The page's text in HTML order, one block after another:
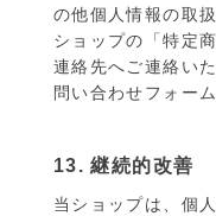
の他個人情報の取
ショップの「特定
連絡先へご連絡い
問い合わせフォー
13. 継続的改善
当ショップは、個